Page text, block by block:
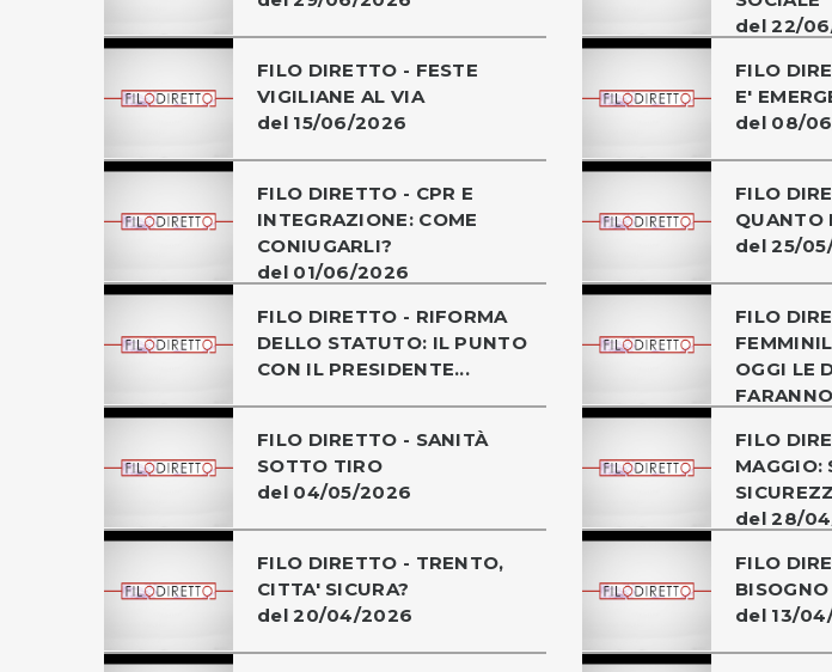
del 22/
FILO DIRETTO - FESTE
VIGILIANE AL VIA
del 15/06/2026
FILO
E'
del 08/
FILO DIRETTO - CPR E
INTEGRAZIONE: COME
CONIUGARLI?
del 01/06/2026
FILO
QUANTO
del 25/
FILO DIRETTO - RIFORMA
DELLO STATUTO: IL PUNTO
CON IL PRESIDENTE...
FILO
OGGI LE
FILO DIRETTO - SANITÀ
SOTTO TIRO
del 04/05/2026
FILO
MAGGIO:
del 28/
FILO DIRETTO - TRENTO,
CITTA' SICURA?
del 20/04/2026
FILO
del 13/